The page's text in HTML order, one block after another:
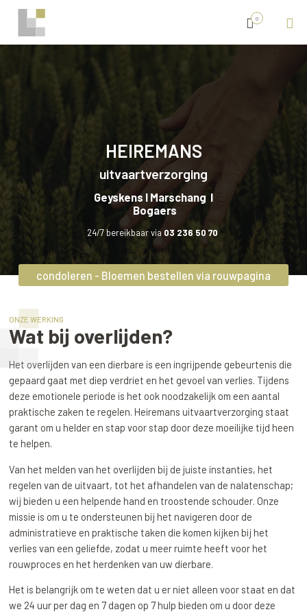
0
HEIREMANS
uitvaartverzorging
Geyskens I Marschang I
Bogaers
24/7 bereikbaar via 03 236 50 70
condoleren - Bloemen bestellen via rouwpagina
ONZE WERKING
Wat bij overlijden?
Het overlijden van een dierbare is een ingrijpende gebeurtenis die
gepaard gaat met diep verdriet en het gevoel van verlies. Tijdens
deze emotionele periode is het ook noodzakelijk om een aantal
praktische zaken te regelen. Heiremans uitvaartverzorging staat
garant om u helder en stap voor stap door deze moeilijke tijd heen
te helpen.
Van het melden van het overlijden bij de juiste instanties, het
regelen van de uitvaart, tot het afhandelen van de nalatenschap;
wij bieden u een helpende hand en troostende schouder. Onze
missie is om u te ondersteunen bij het navigeren door de
administratieve en praktische taken die komen kijken bij het
verlies van een geliefde, zodat u meer ruimte heeft voor het
rouwproces en het herdenken van uw dierbare.
Het is belangrijk om te weten dat u er niet alleen voor staat en dat
we 24 uur per dag en 7 dagen op 7 hulp bieden om u door deze